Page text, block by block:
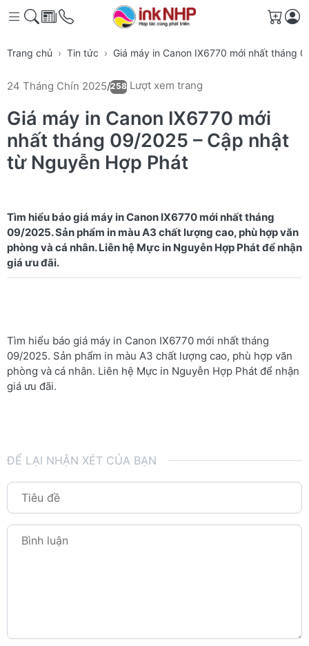
Giỏ
Trang chủ Tin tức Giá máy in Canon IX6770 mới nhất tháng
24 Tháng Chín 2025/258 Lượt xem trang
Giá máy in Canon IX6770 mới
nhất tháng 09/2025 – Cập nhật
từ Nguyễn Hợp Phát
Tìm hiểu báo giá máy in Canon IX6770 mới nhất tháng
09/2025. Sản phẩm in màu A3 chất lượng cao, phù hợp văn
phòng và cá nhân. Liên hệ Mực in Nguyễn Hợp Phát để nhận
Tìm hiểu báo giá máy in Canon IX6770 mới nhất tháng
09/2025. Sản phẩm in màu A3 chất lượng cao, phù hợp văn
phòng và cá nhân. Liên hệ Mực in Nguyễn Hợp Phát để nhận
giá ưu đãi.
ĐỂ LẠI NHẬN XÉT CỦA BẠN